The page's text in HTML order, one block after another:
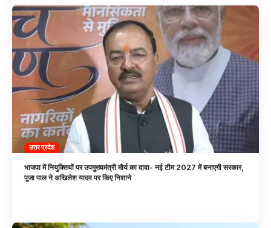
उत्तर प्रदेश
भाजपा में नियुक्तियों पर उपमुख्यमंत्री मौर्य का दावा- नई टीम 2027 में बनाएगी सरकार,
पूजा पाल ने अखिलेश यादव पर किए निशाने